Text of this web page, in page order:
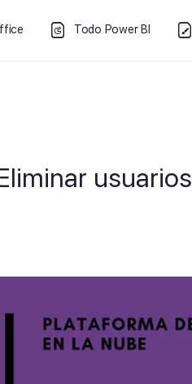
Todo Power BI
usuarios